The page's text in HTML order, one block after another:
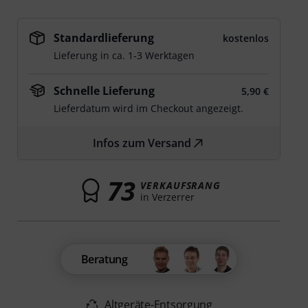
Standardlieferung
kostenlos
Lieferung in ca. 1-3 Werktagen
Schnelle Lieferung
5,90 €
Lieferdatum wird im Checkout angezeigt.
Infos zum Versand
73 VERKAUFSRANG
in Verzerrer
Beratung
Altgeräte-Entsorgung